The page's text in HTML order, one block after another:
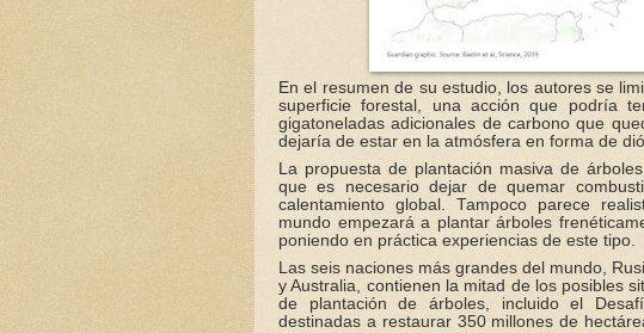
En el resumen de su estudio, los autores se
superficie forestal, una acción que podría
gigatoneladas adicionales de carbono que
dejaría de estar en la atmósfera en forma de
La propuesta de plantación masiva de
que es necesario dejar de quemar
calentamiento global. Tampoco parece
mundo empezará a plantar árboles
poniendo en práctica experiencias de este tipo.
Las seis naciones más grandes del mundo,
y Australia, contienen la mitad de los posibles
de plantación de árboles, incluido el
destinadas a restaurar 350 millones de